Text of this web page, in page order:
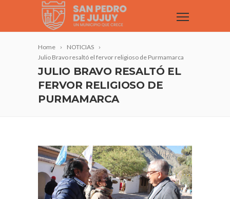
Home
NOTICIAS
Julio Bravo resaltó el fervor religioso de Purmamarca
JULIO BRAVO RESALTÓ EL
FERVOR RELIGIOSO DE
PURMAMARCA